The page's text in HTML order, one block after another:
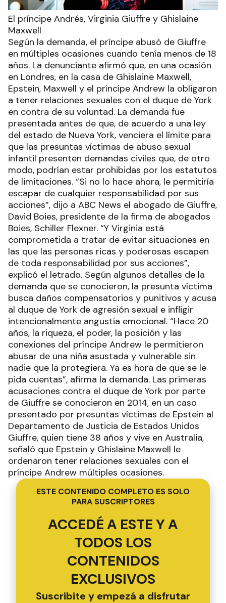
El príncipe Andrés, Virginia Giuffre y Ghislaine
Maxwell
Según la demanda, el príncipe abusó de Giuffre
en múltiples ocasiones cuando tenía menos de 18
años. La denunciante afirmó que, en una ocasión
en Londres, en la casa de Ghislaine Maxwell,
Epstein, Maxwell y el príncipe Andrew la obligaron
a tener relaciones sexuales con el duque de York
en contra de su voluntad. La demanda fue
presentada antes de que, de acuerdo a una ley
del estado de Nueva York, venciera el límite para
que las presuntas víctimas de abuso sexual
infantil presenten demandas civiles que, de otro
modo, podrían estar prohibidas por los estatutos
de limitaciones. “Si no lo hace ahora, le permitiría
escapar de cualquier responsabilidad por sus
acciones”, dijo a ABC News el abogado de Giuffre,
David Boies, presidente de la firma de abogados
Boies, Schiller Flexner. “Y Virginia está
comprometida a tratar de evitar situaciones en
las que las personas ricas y poderosas escapen
de toda responsabilidad por sus acciones”,
explicó el letrado. Según algunos detalles de la
demanda que se conocieron, la presunta víctima
busca daños compensatorios y punitivos y acusa
al duque de York de agresión sexual e infligir
intencionalmente angustia emocional. “Hace 20
años, la riqueza, el poder, la posición y las
conexiones del príncipe Andrew le permitieron
abusar de una niña asustada y vulnerable sin
nadie que la protegiera. Ya es hora de que se le
pida cuentas”, afirma la demanda. Las primeras
acusaciones contra el duque de York por parte
de Giuffre se conocieron en 2014, en un caso
presentado por presuntas víctimas de Epstein al
Departamento de Justicia de Estados Unidos
Giuffre, quien tiene 38 años y vive en Australia,
señaló que Epstein y Ghislaine Maxwell le
ordenaron tener relaciones sexuales con el
príncipe Andrew múltiples ocasiones.
ESTE CONTENIDO COMPLETO ES SOLO
PARA SUSCRIPTORES
ACCEDÉ A ESTE Y A
TODOS LOS
CONTENIDOS
EXCLUSIVOS
Suscribite y empezá a disfrutar